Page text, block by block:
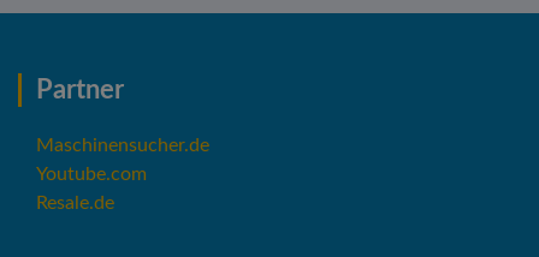
Partner
Maschinensucher.de
Youtube.com
Resale.de